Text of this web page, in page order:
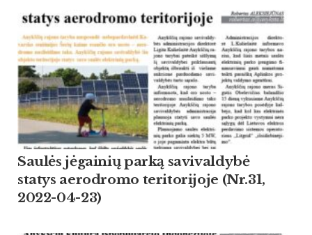
Saulės jėgainių parką savivaldybė
statys aerodromo teritorijoje (Nr.31,
2022-04-23)